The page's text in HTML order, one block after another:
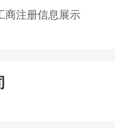
商注册信息展示